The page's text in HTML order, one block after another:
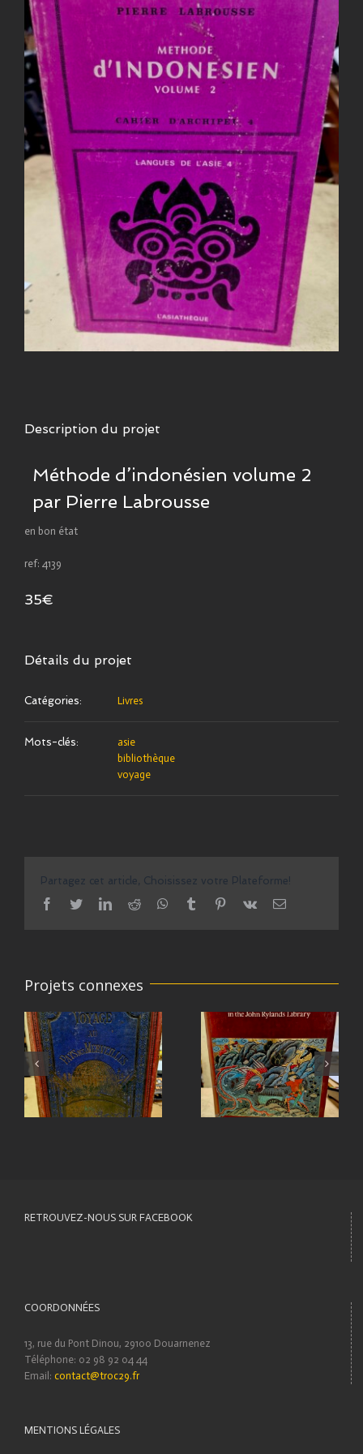
Description du projet
Méthode d’indonésien volume 2
par Pierre Labrousse
en bon état
ref: 4139
35€
Détails du projet
Catégories: Livres
Mots-clés:
asie
bibliothèque
voyage
Partagez cet article, Choisissez votre Plateforme!
facebook
twitterlinkedinreddit whatsapptumblr pinterest
vk Email
Projets connexes
RETROUVEZ-NOUS SUR FACEBOOK
COORDONNÉES
13, rue du Pont Dinou, 29100 Douarnenez
Téléphone: 02 98 92 04 44
Email: contact@troc29.fr
MENTIONS LÉGALES